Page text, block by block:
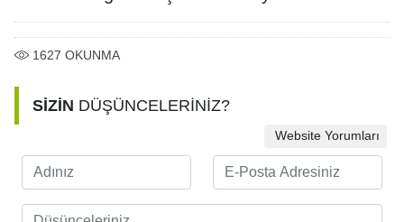
1627 OKUNMA
SİZİN DÜŞÜNCELERİNİZ?
Website Yorumları